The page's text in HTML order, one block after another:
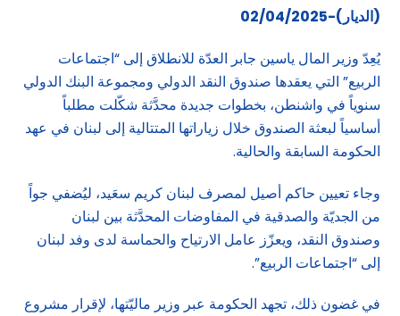
(الديار)-02/04/2025
يُعِدّ وزير المال ياسين جابر العدّة للانطلاق إلى “اجتماعات
الربيع” التي يعقدها صندوق النقد الدولي ومجموعة البنك الدولي
سنوياً في واشنطن، بخطوات جديدة محدَّثة شكّلت مطلباً
أساسياً لبعثة الصندوق خلال زياراتها المتتالية إلى لبنان في عهد
الحكومة السابقة والحالية.
وجاء تعيين حاكم أصيل لمصرف لبنان كريم سعَيد، ليُضفي جواً
من الجديّة والصدقية في المفاوضات المحدَّثة بين لبنان
وصندوق النقد، ويعزّز عامل الارتياح والحماسة لدى وفد لبنان
إلى “اجتماعات الربيع”.
في غضون ذلك، تجهد الحكومة عبر وزير ماليّتها، لإقرار مشروع